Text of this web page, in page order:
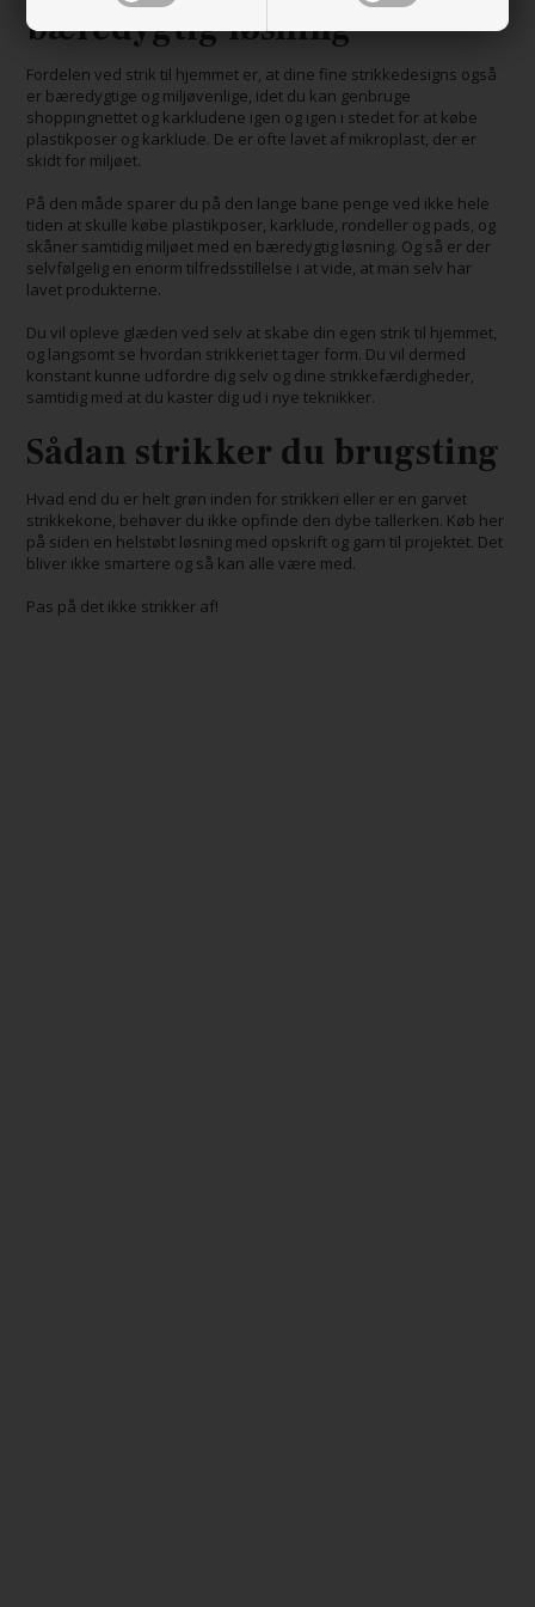
bæredygtig løsning
Fordelen ved strik til hjemmet er, at dine fine strikkedesigns også
er bæredygtige og miljøvenlige, idet du kan genbruge
shoppingnettet og karkludene igen og igen i stedet for at købe
plastikposer og karklude. De er ofte lavet af mikroplast, der er
skidt for miljøet.
På den måde sparer du på den lange bane penge ved ikke hele
tiden at skulle købe plastikposer, karklude, rondeller og pads, og
skåner samtidig miljøet med en bæredygtig løsning. Og så er der
selvfølgelig en enorm tilfredsstillelse i at vide, at man selv har
lavet produkterne.
Du vil opleve glæden ved selv at skabe din egen strik til hjemmet,
og langsomt se hvordan strikkeriet tager form. Du vil dermed
konstant kunne udfordre dig selv og dine strikkefærdigheder,
samtidig med at du kaster dig ud i nye teknikker.
Sådan strikker du brugsting
Hvad end du er helt grøn inden for strikkeri eller er en garvet
strikkekone, behøver du ikke opfinde den dybe tallerken. Køb her
på siden en helstøbt løsning med opskrift og garn til projektet. Det
bliver ikke smartere og så kan alle være med.
Pas på det ikke strikker af!